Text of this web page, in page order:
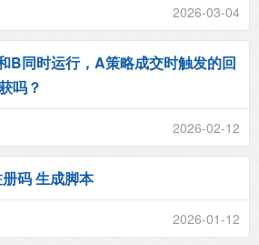
2026-03-04
B同时运行，A策略成交时触发的回
吗？
2026-02-12
码 生成脚本
2026-01-12